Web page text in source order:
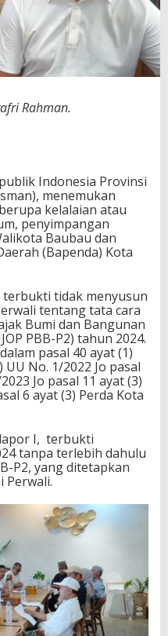
Rahman.
Indonesia Provinsi
menemukan
kelalaian atau
penyimpangan
Baubau dan
(Bapenda) Kota
tidak menyusun
tentang tata cara
Bumi dan Bangunan
PBB-P2) tahun 2024.
pasal 40 ayat (1)
No. 1/2022 Jo pasal
Jo pasal 11 ayat (3)
6 ayat (3) Perda Kota
I, terbukti
tanpa terlebih dahulu
P2, yang ditetapkan
Perwali.